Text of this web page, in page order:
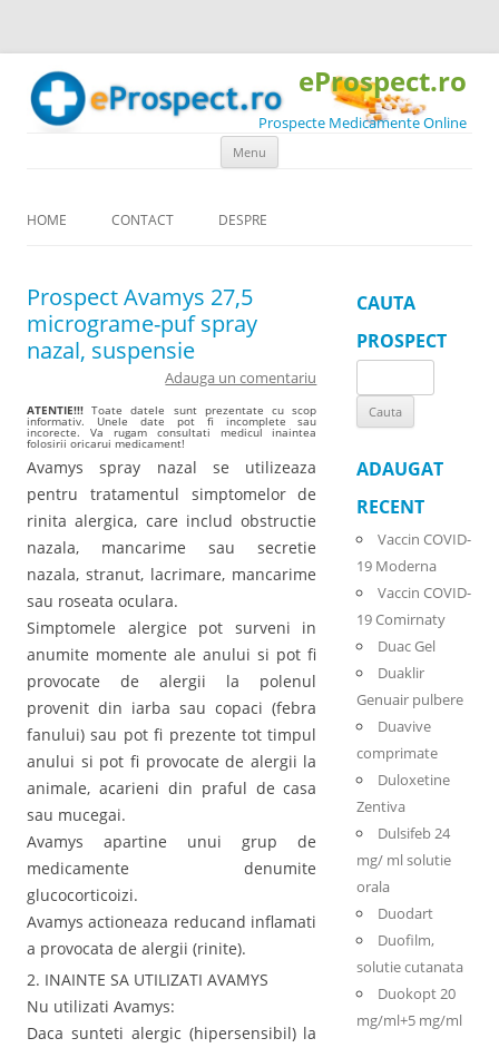
eProspect.ro
Prospecte Medicamente Online
Menu
HOME CONTACT DESPRE
Prospect Avamys 27,5
micrograme-puf spray
nazal, suspensie
Adauga un comentariu
ATENTIE!!! Toate datele sunt prezentate cu scop
informativ. Unele date pot fi incomplete sau
incorecte. Va rugam consultati medicul inaintea
folosirii oricarui medicament!
Avamys spray nazal se utilizeaza
pentru tratamentul simptomelor de
rinita alergica, care includ obstructie
nazala, mancarime sau secretie
nazala, stranut, lacrimare, mancarime
sau roseata oculara.
Simptomele alergice pot surveni in
anumite momente ale anului si pot fi
provocate de alergii la polenul
provenit din iarba sau copaci (febra
fanului) sau pot fi prezente tot timpul
anului si pot fi provocate de alergii la
animale, acarieni din praful de casa
sau mucegai.
Avamys apartine unui grup de
medicamente denumite
glucocorticoizi.
Avamys actioneaza reducand inflamati
a provocata de alergii (rinite).
2. INAINTE SA UTILIZATI AVAMYS
Nu utilizati Avamys:
Daca sunteti alergic (hipersensibil) la
CAUTA
PROSPECT
for:
ADAUGAT
RECENT
Vaccin COVID-
19 Moderna
Vaccin COVID-
19 Comirnaty
Duac Gel
Duaklir
Genuair pulbere
Duavive
comprimate
Duloxetine
Zentiva
Dulsifeb 24
mg/ ml solutie
orala
Duodart
Duofilm,
solutie cutanata
Duokopt 20
mg/ml+5 mg/ml